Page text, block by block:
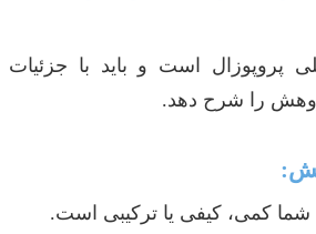
پروپوزال است و باید با جزئیات
را شرح دهد.
کمی، کیفی یا ترکیبی است.